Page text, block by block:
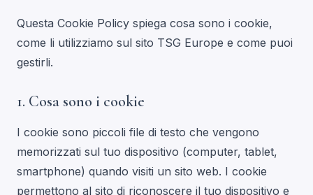
Questa Cookie Policy spiega cosa sono i cookie,
come li utilizziamo sul sito TSG Europe e come puoi
gestirli.
1. Cosa sono i cookie
I cookie sono piccoli file di testo che vengono
memorizzati sul tuo dispositivo (computer, tablet,
smartphone) quando visiti un sito web. I cookie
permettono al sito di riconoscere il tuo dispositivo e